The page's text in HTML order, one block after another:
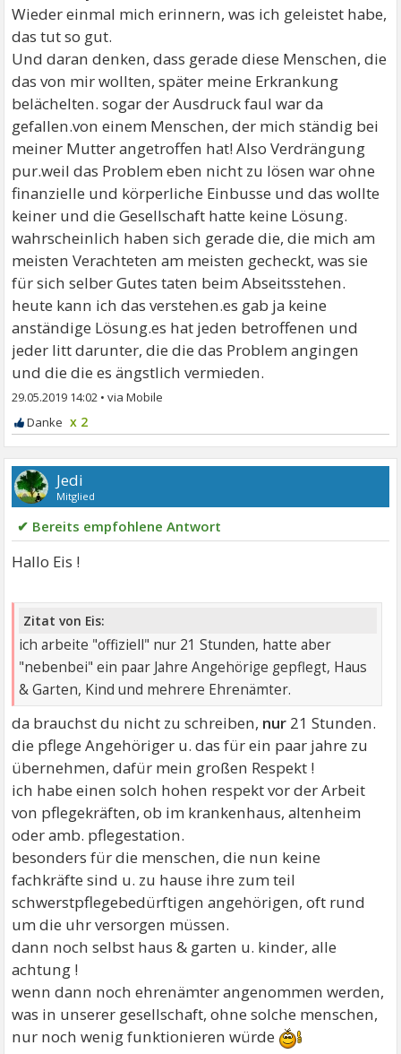
Wieder einmal mich erinnern, was ich geleistet habe,
das tut so gut.
Und daran denken, dass gerade diese Menschen, die
das von mir wollten, später meine Erkrankung
belächelten. sogar der Ausdruck faul war da
gefallen.von einem Menschen, der mich ständig bei
meiner Mutter angetroffen hat! Also Verdrängung
pur.weil das Problem eben nicht zu lösen war ohne
finanzielle und körperliche Einbusse und das wollte
keiner und die Gesellschaft hatte keine Lösung.
wahrscheinlich haben sich gerade die, die mich am
meisten Verachteten am meisten gecheckt, was sie
für sich selber Gutes taten beim Abseitsstehen.
heute kann ich das verstehen.es gab ja keine
anständige Lösung.es hat jeden betroffenen und
jeder litt darunter, die die das Problem angingen
und die die es ängstlich vermieden.
29.05.2019 14:02 •
x 2
Jedi
Mitglied
✔ Bereits empfohlene Antwort
Hallo Eis !
Zitat von Eis:
ich arbeite "offiziell" nur 21 Stunden, hatte aber
"nebenbei" ein paar Jahre Angehörige gepflegt, Haus
& Garten, Kind und mehrere Ehrenämter.
da brauchst du nicht zu schreiben, nur 21 Stunden.
die pflege Angehöriger u. das für ein paar jahre zu
übernehmen, dafür mein großen Respekt !
ich habe einen solch hohen respekt vor der Arbeit
von pflegekräften, ob im krankenhaus, altenheim
oder amb. pflegestation.
besonders für die menschen, die nun keine
fachkräfte sind u. zu hause ihre zum teil
schwerstpflegebedürftigen angehörigen, oft rund
um die uhr versorgen müssen.
dann noch selbst haus & garten u. kinder, alle
achtung !
wenn dann noch ehrenämter angenommen werden,
was in unserer gesellschaft, ohne solche menschen,
nur noch wenig funktionieren würde